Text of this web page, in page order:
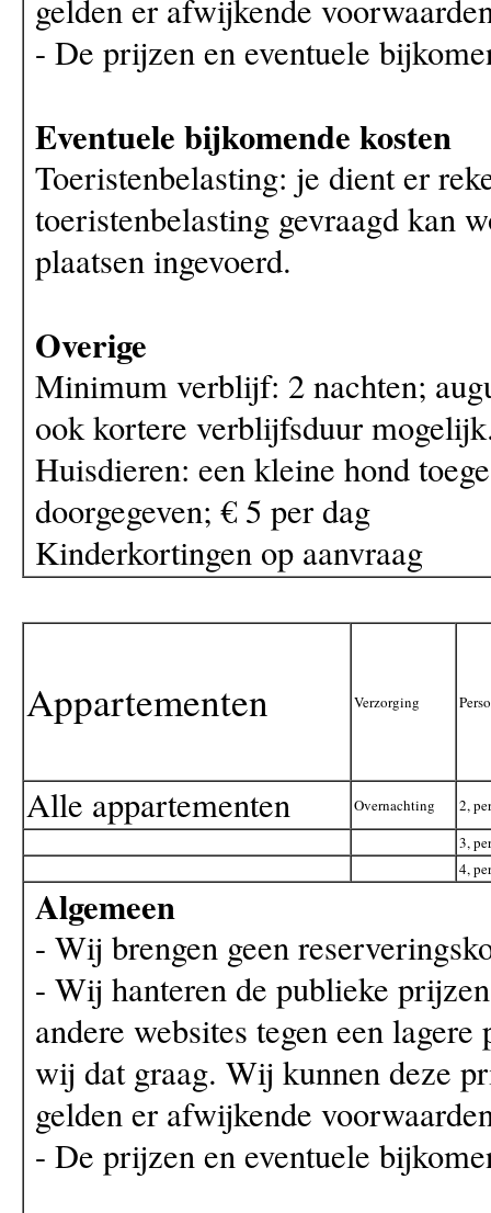
gelden er afwijkende
- De prijzen en eventuele
Eventuele bijkomende kosten
Toeristenbelasting: je dient er
toeristenbelasting gevraagd kan
plaatsen ingevoerd.
Overige
Minimum verblijf: 2 nachten;
ook kortere verblijfsduur
Huisdieren: een kleine hond
doorgegeven; € 5 per dag
Kinderkortingen op aanvraag
Appartementen Verzorging
Alle appartementen Overnachting
2,
3,
4,
Algemeen
- Wij brengen geen
- Wij hanteren de publieke
andere websites tegen een
wij dat graag. Wij kunnen deze
gelden er afwijkende
- De prijzen en eventuele